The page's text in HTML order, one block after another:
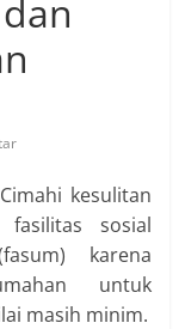
kesulitan
fasilitas sosial
karena
untuk
masih minim.